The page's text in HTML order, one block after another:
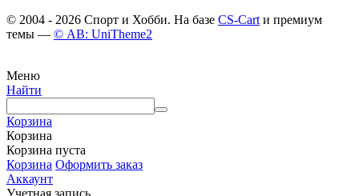
© 2004 - 2026 Спорт и Хобби. На базе CS-Cart и премиум
темы — © AB: UniTheme2
Меню
Найти
Корзина
Корзина
Корзина пуста
Корзина Оформить заказ
Аккаунт
Учетная запись